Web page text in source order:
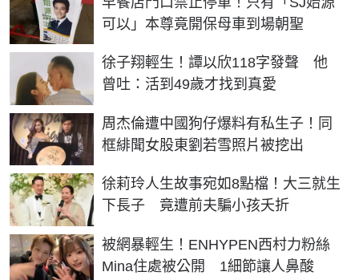
可以」本尊竟開保母車到場朝聖
徐子翔輕生！譚以欣118字發聲 他
曾吐：活到49歲才找到真愛
周杰倫遭中國狗仔爆料有私生子！同
框緋聞女股東劉若雪照片被挖出
徐莉玲人生故事宛如8點檔！大三就生
下長子 竟遭前夫騙小孩夭折
被網暴輕生！ENHYPEN西村力粉絲
Mina住處被公開 1細節讓人鼻酸